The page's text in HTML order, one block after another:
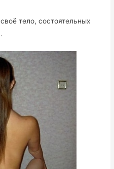
тело, состоятельных